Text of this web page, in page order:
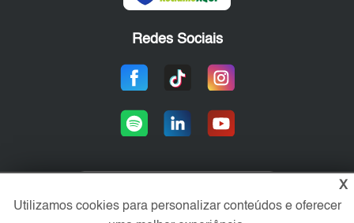
Redes Sociais
Área exclusiva aos anunciantes,
acesse sua conta:
X
Utilizamos cookies para personalizar conteúdos e oferecer